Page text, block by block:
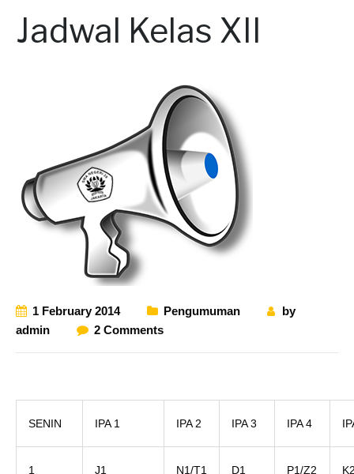
Jadwal Kelas XII
1 February 2014 Pengumuman
by
admin
2 Comments
SENIN IPA 1 IPA 2 IPA 3 IPA 4
1 J1 N1/T1 D1 P1/Z2